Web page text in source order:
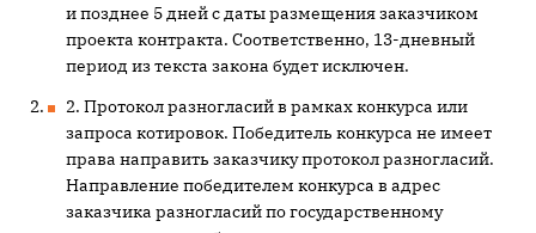
и позднее 5 дней с даты размещения заказчиком
проекта контракта. Соответственно, 13-дневный
период из текста закона будет исключен.
2. Протокол разногласий в рамках конкурса или
запроса котировок. Победитель конкурса не имеет
права направить заказчику протокол разногласий.
Направление победителем конкурса в адрес
заказчика разногласий по государственному